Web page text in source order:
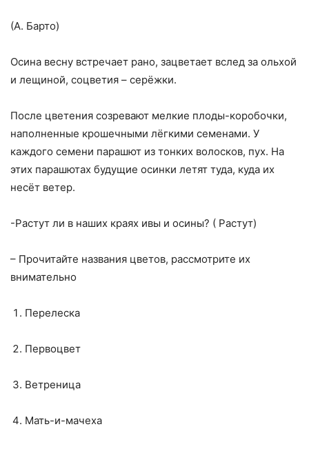
(А. Барто)
Осина весну встречает рано, зацветает вслед за ольхой
и лещиной, соцветия – серёжки.
После цветения созревают мелкие плоды-коробочки,
наполненные крошечными лёгкими семенами. У
каждого семени парашют из тонких волосков, пух. На
этих парашютах будущие осинки летят туда, куда их
несёт ветер.
-Растут ли в наших краях ивы и осины? ( Растут)
– Прочитайте названия цветов, рассмотрите их
внимательно
Перелеска
Первоцвет
Ветреница
Мать-и-мачеха